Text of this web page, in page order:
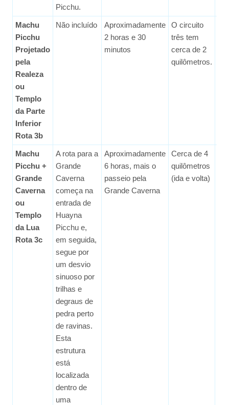
Picchu.
Machu
Picchu
Projetado
pela
Realeza
ou
Templo
da Parte
Inferior
Rota 3b
Não incluído
Aproximadamente
2 horas e 30
minutos
O circuito
três tem
cerca de 2
quilômetros.
Machu
Picchu +
Grande
Caverna
ou
Templo
da Lua
Rota 3c
A rota para a
Grande
Caverna
começa na
entrada de
Huayna
Picchu e,
em seguida,
segue por
um desvio
sinuoso por
trilhas e
degraus de
pedra perto
de ravinas.
Esta
estrutura
está
localizada
dentro de
uma
Aproximadamente
6 horas, mais o
passeio pela
Grande Caverna
Cerca de 4
quilômetros
(ida e volta)